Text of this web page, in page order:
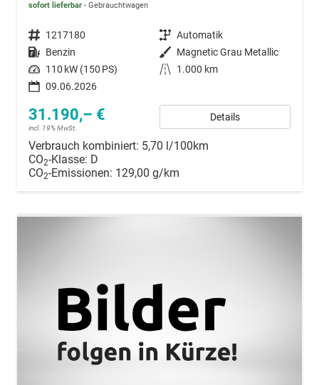
sofort lieferbar Gebrauchtwagen
Fahrzeugnummer 1217180 Getriebe Automatik
Kraftstoff Benzin Außenfarbe Magnetic Grau Metallic
Leistung 110 kW (150 PS) Kilometerstand
1.000 km
09.06.2026
31.190,– €
incl. 19% MwSt.
Details
Verbrauch kombiniert: 5,70 l/100km
CO2-Klasse: D
CO2-Emissionen: 129,00 g/km